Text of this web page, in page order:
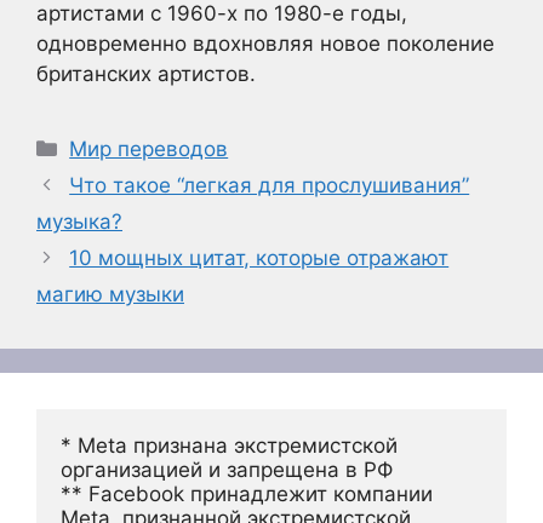
артистами с 1960-х по 1980-е годы,
одновременно вдохновляя новое поколение
британских артистов.
Рубрики
Мир переводов
Что такое “легкая для прослушивания”
музыка?
10 мощных цитат, которые отражают
магию музыки
* Meta признана экстремистской
организацией и запрещена в РФ
** Facebook принадлежит компании
Meta, признанной экстремистской